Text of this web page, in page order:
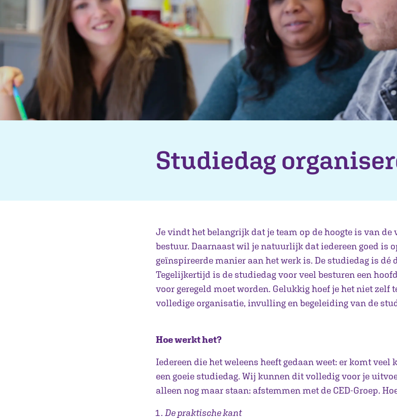
Studiedag
Je vindt het belangrijk dat je team op de hoogte is van de
bestuur. Daarnaast wil je natuurlijk dat iedereen goed is
geïnspireerde manier aan het werk is. De studiedag is dé
Tegelijkertijd is de studiedag voor veel besturen een
voor geregeld moet worden. Gelukkig hoef je het niet zelf
volledige organisatie, invulling en begeleiding van de
Hoe werkt het?
Iedereen die het weleens heeft gedaan weet: er komt
een goeie studiedag. Wij kunnen dit volledig voor je
alleen nog maar staan: afstemmen met de CED-Groep.
De praktische kant